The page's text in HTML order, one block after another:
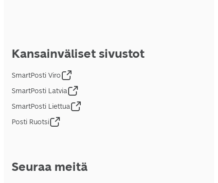
Kansainväliset sivustot
SmartPosti Viro
SmartPosti Latvia
SmartPosti Liettua
Posti Ruotsi
Seuraa meitä